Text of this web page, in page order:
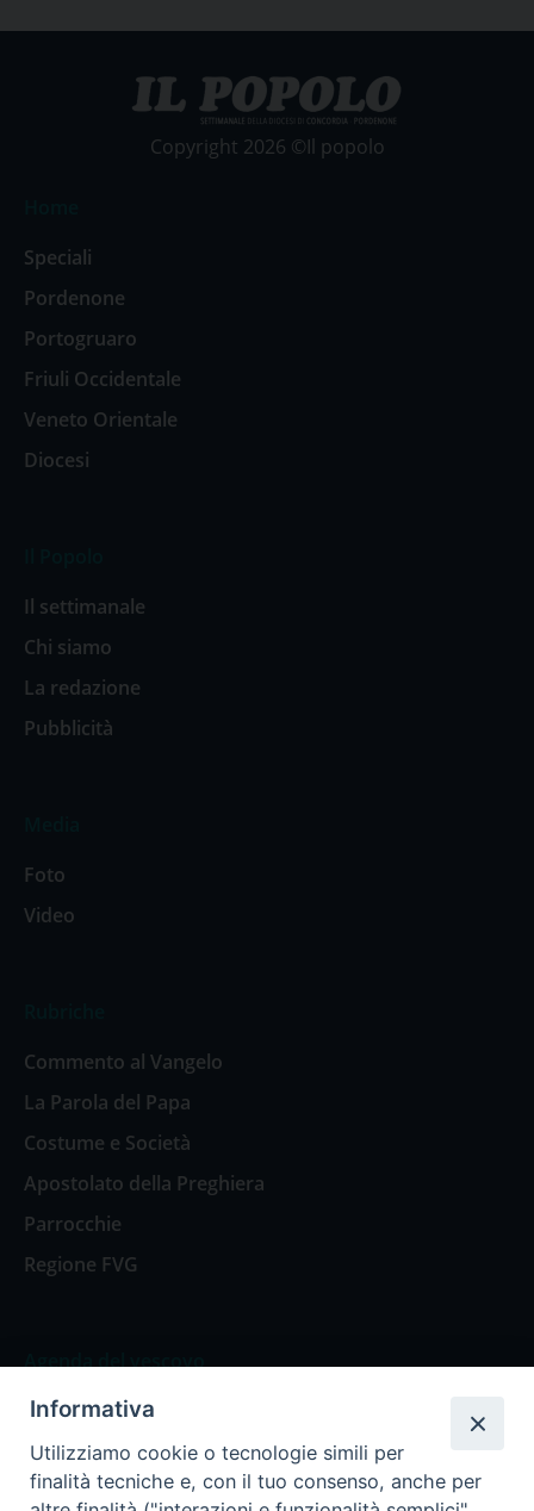
Copyright 2026 ©Il popolo
Speciali
Pordenone
Portogruaro
Friuli Occidentale
Veneto Orientale
Diocesi
Il settimanale
Chi siamo
La redazione
Pubblicità
Foto
Video
Commento al Vangelo
La Parola del Papa
Costume e Società
Apostolato della Preghiera
Parrocchie
Regione FVG
Agenda del vescovo
Agenda del vescovo
Informativa
Utilizziamo cookie o tecnologie simili per
finalità tecniche e, con il tuo consenso, anche per